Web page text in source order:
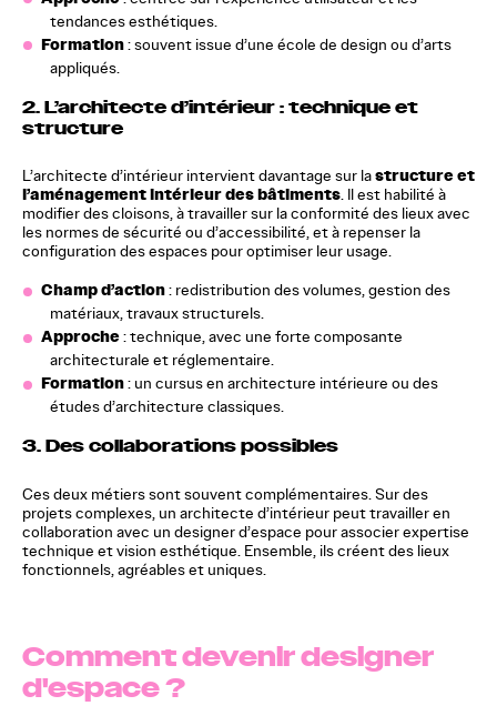
tendances esthétiques.
Formation: souvent issue d’une école de design ou d’arts
appliqués.
2. L’architecte d’intérieur : technique et
structure
L’architecte d’intérieur intervient davantage sur lastructure et
l’aménagement intérieur des bâtiments. Il est habilité à
modifier des cloisons, à travailler sur la conformité des lieux avec
les normes de sécurité ou d’accessibilité, et à repenser la
configuration des espaces pour optimiser leur usage.
Champ d’action: redistribution des volumes, gestion des
matériaux, travaux structurels.
Approche: technique, avec une forte composante
architecturale et réglementaire.
Formation: un cursus en architecture intérieure ou des
études d’architecture classiques.
3. Des collaborations possibles
Ces deux métiers sont souvent complémentaires. Sur des
projets complexes, un architecte d’intérieur peut travailler en
collaboration avec un designer d’espace pour associer expertise
technique et vision esthétique. Ensemble, ils créent des lieux
fonctionnels, agréables et uniques.
Comment devenir designer
d'espace ?